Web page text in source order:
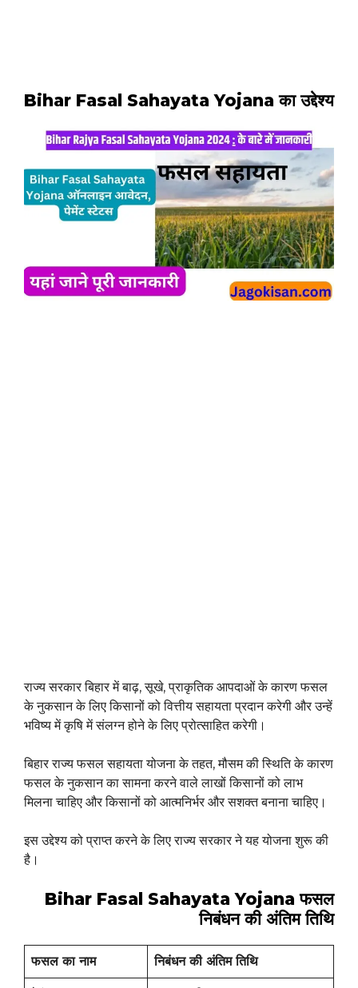
Bihar Fasal Sahayata Yojana का उद्देश्य
राज्य सरकार बिहार में बाढ़, सूखे, प्राकृतिक आपदाओं के कारण फसल
के नुकसान के लिए किसानों को वित्तीय सहायता प्रदान करेगी और उन्हें
भविष्य में कृषि में संलग्न होने के लिए प्रोत्साहित करेगी।
बिहार राज्य फसल सहायता योजना के तहत, मौसम की स्थिति के कारण
फसल के नुकसान का सामना करने वाले लाखों किसानों को लाभ
मिलना चाहिए और किसानों को आत्मनिर्भर और सशक्त बनाना चाहिए।
इस उद्देश्य को प्राप्त करने के लिए राज्य सरकार ने यह योजना शुरू की
है।
Bihar Fasal Sahayata Yojanaफसल
निबंधन की अंतिम तिथि
फसलकानाम निबंधनकी अंतिमतिथि